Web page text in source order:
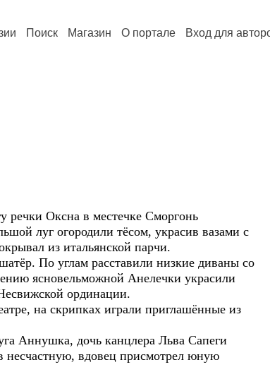
Поиск Магазин О портале Вход для
речки Оксна в местечке Сморгонь
луг огородили тёсом, украсив вазами с
из итальянской парчи.
По углам расставили низкие диваны со
ясновельможной Анелечки украсили
ординации.
на скрипках играли приглашённые из
Аннушка, дочь канцлера Льва Сапеги
несчастную, вдовец присмотрел юную